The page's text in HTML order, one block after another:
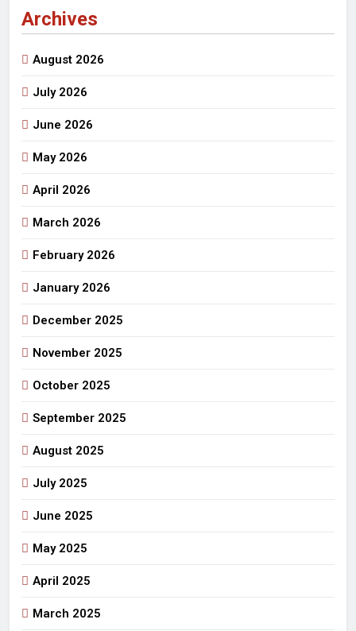
Archives
August 2026
July 2026
June 2026
May 2026
April 2026
March 2026
February 2026
January 2026
December 2025
November 2025
October 2025
September 2025
August 2025
July 2025
June 2025
May 2025
April 2025
March 2025